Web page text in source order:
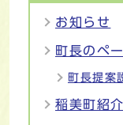
お知らせ
町長のペ
町長提案
稲美町紹介